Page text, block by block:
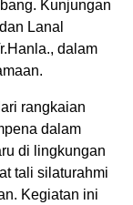
Kunjungan
Lanal
dalam
rangkaian
dalam
di lingkungan
tali silaturahmi
Kegiatan ini